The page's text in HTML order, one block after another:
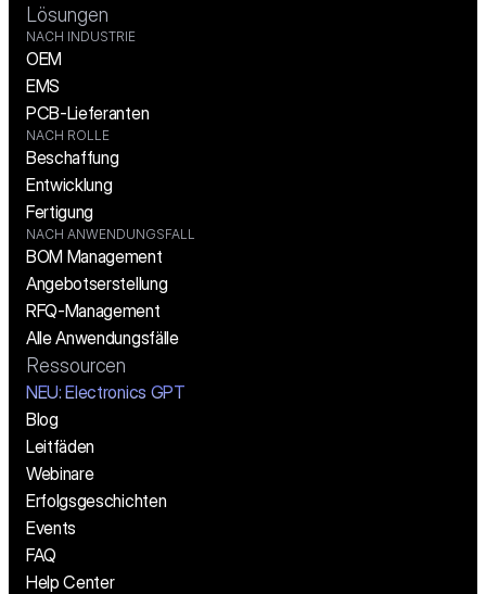
Lösungen
NACH INDUSTRIE
OEM
EMS
PCB-Lieferanten
NACH ROLLE
Beschaffung
Entwicklung
Fertigung
NACH ANWENDUNGSFALL
BOM Management
Angebotserstellung
RFQ-Management
Alle Anwendungsfälle
Ressourcen
NEU: Electronics GPT
Blog
Leitfäden
Webinare
Erfolgsgeschichten
Events
FAQ
Help Center